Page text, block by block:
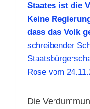
Staates ist die
Keine
dass das Volk
schreibender
Rose vom
Die